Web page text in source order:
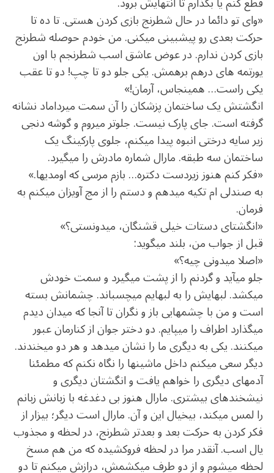
«وای تو دائما در حال شطرنج بازی کردن هستی. تا ده تا
حرکت بعدی رو پیش‏بینی می‏کنی. من خودم حوصله شطرنج
بازی کردن ندارم. در عوض عاشق اسب شطرنجم با اون
یورتمه ‏های درهم ‏برهمش. یکی جلو دو تا چپ! دو تا عقب
یکی راست… همین‏جاس، آرمان!»
انگشتش یک ساختمان پزشکان را آن سمت میرداماد نشانه
گرفته است. جای پارک نیست. جلوتر می‏روم و گوشه دنجی
زیر سایه درختی انبوه پیدا می‏کنم، جلوی پارکینگ یک
ساختمان سه طبقه. مارال شماره مادرش را می‏گیرد.
«فکر کنم هنوز زیردست دکتره… بازم مرسی که اومدی‏ها.»
به صندلی ‏ام تکیه می‏دهم و دستم را از مچ آویزان می‏کنم به
فرمان.
«انگشتای دستات خیلی قشنگ‏ان، می‏دونستی؟»
قبل از جواب من، بلند می‏گوید:
«اصلا می‏دونی چیه؟»
جلو می‏آید و گردنم را از پشت می‏گیرد و سمت خودش
می‏کشد. لب‏هایش را به لب‏هایم می‏چسباند. چشمانش بسته
است و من با چشم‏هایی باز و نگران تا آن‏جا که میدان دیدم
می‏گذارد اطراف را می‏پایم. دو دختر جوان از کنارمان عبور
می‏کنند. یکی به دیگری ما را نشان می‏دهد و هر دو می‏خندند.
دیگر سعی می‏کنم داخل ماشین‏ها را نگاه نکنم که مطمئنا
آدم‏های دیگری را خواهم یافت و انگشتان دیگری و
نیشخند‏های بیشتری. مارال هنوز بی ‏دغدغه با زبانش زبانم
را لمس می‏کند، بی‏خیال این و آن. مارال است دیگر؛ بیزار از
فکر کردن به حرکت‏ بعد و بعدتر شطرنج، در لحظه و مجذوب
یال اسب. آن‏قدر مرا در لحظه فروکشیده که من هم مسخ
لحظه می‏شوم و از دو طرف می‏کشمش، درازش می‏کنم تا دو